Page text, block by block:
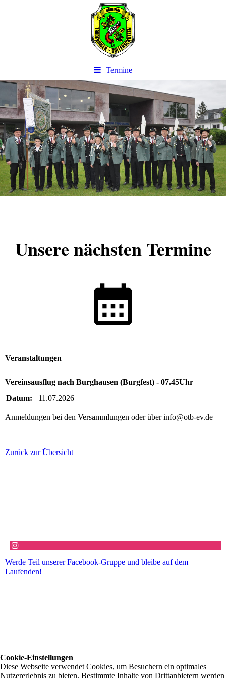
Termine
Unsere nächsten Termine
Veranstaltungen
Vereinsausflug nach Burghausen (Burgfest) - 07.45Uhr
Datum:
11.07.2026
Anmeldungen bei den Versammlungen oder über info@otb-ev.de
Zurück zur Übersicht
Werde Teil unserer Facebook-Gruppe und bleibe auf dem
Laufenden!
Cookie-Einstellungen
Diese Webseite verwendet Cookies, um Besuchern ein optimales
Nutzererlebnis zu bieten. Bestimmte Inhalte von Drittanbietern werden